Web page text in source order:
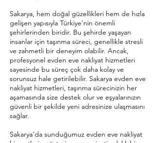
Sakarya, hem doğal güzellikleri hem de hızla
gelişen yapısıyla Türkiye'nin önemli
şehirlerinden biridir. Bu şehirde yaşayan
insanlar için taşınma süreci, genellikle stresli
ve zahmetli bir deneyim olabilir. Ancak,
profesyonel evden eve nakliyat hizmetleri
sayesinde bu süreç çok daha kolay ve
sorunsuz hale getirilebilir. Sakarya evden eve
nakliyat hizmetleri, taşınma sürecinizin her
aşamasında size destek olur ve eşyalarınızın
güvenli bir şekilde yeni adresinize ulaşmasını
sağlar.
Sakarya'da sunduğumuz evden eve nakliyat